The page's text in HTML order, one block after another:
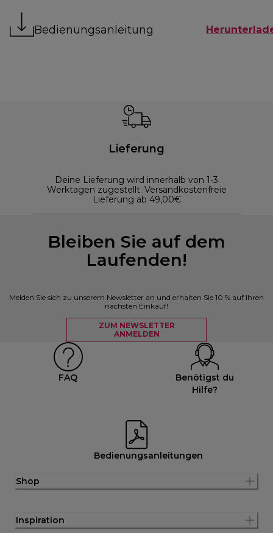
Bedienungsanleitung
Lieferung
Deine Lieferung wird innerhalb von 1-3
Werktagen zugestellt. Versandkostenfreie
Lieferung ab 49,00€
Bleiben Sie auf dem
Laufenden!
Melden Sie sich zu unserem Newsletter an und erhalten Sie 10 % auf Ihren
nächsten Einkauf!
ZUM NEWSLETTER
ANMELDEN
FAQ
Benötigst du
Hilfe?
Bedienungsanleitungen
Shop
Inspiration